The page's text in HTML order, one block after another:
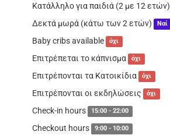
Κατάλληλο για παιδιά (2 με 12 ετών)
Δεκτά μωρά (κάτω των 2 ετών) Ναί
Baby cribs available όχι
Επιτρέπεται το κάπνισμα όχι
Επιτρέπονται τα Κατοικίδια όχι
Επιτρέπονται οι εκδηλώσεις όχι
Check-in hours 15:00 - 22:00
Checkout hours 9:00 - 10:00